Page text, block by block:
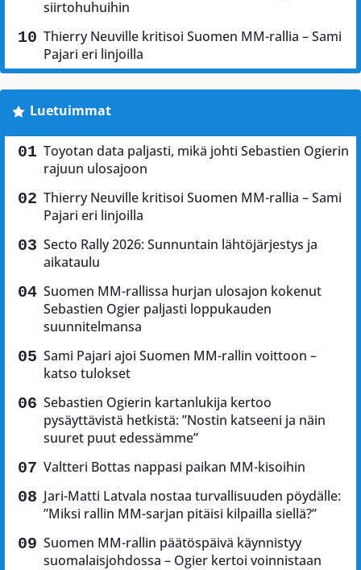
siirtohuhuihin
Thierry Neuville kritisoi Suomen MM-rallia – Sami
Pajari eri linjoilla
Luetuimmat
Toyotan data paljasti, mikä johti Sebastien Ogierin
rajuun ulosajoon
Thierry Neuville kritisoi Suomen MM-rallia – Sami
Pajari eri linjoilla
Secto Rally 2026: Sunnuntain lähtöjärjestys ja
aikataulu
Suomen MM-rallissa hurjan ulosajon kokenut
Sebastien Ogier paljasti loppukauden
suunnitelmansa
Sami Pajari ajoi Suomen MM-rallin voittoon –
katso tulokset
Sebastien Ogierin kartanlukija kertoo
pysäyttävistä hetkistä: ”Nostin katseeni ja näin
suuret puut edessämme”
Valtteri Bottas nappasi paikan MM-kisoihin
Jari-Matti Latvala nostaa turvallisuuden pöydälle:
”Miksi rallin MM-sarjan pitäisi kilpailla siellä?”
Suomen MM-rallin päätöspäivä käynnistyy
suomalaisjohdossa – Ogier kertoi voinnistaan